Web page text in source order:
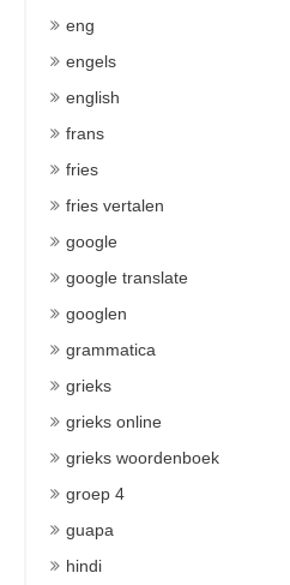
eng
engels
english
frans
fries
fries vertalen
google
google translate
googlen
grammatica
grieks
grieks online
grieks woordenboek
groep 4
guapa
hindi